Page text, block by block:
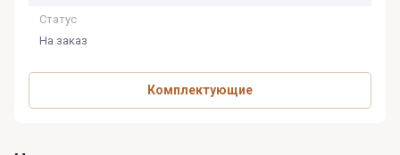
Статус
На заказ
Комплектующие